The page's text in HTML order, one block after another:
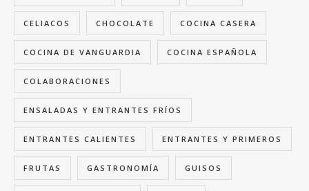
CELIACOS CHOCOLATE COCINA CASERA
COCINA DE VANGUARDIA COCINA ESPAÑOLA
COLABORACIONES
ENSALADAS Y ENTRANTES FRÍOS
ENTRANTES CALIENTES ENTRANTES Y PRIMEROS
FRUTAS GASTRONOMÍA GUISOS